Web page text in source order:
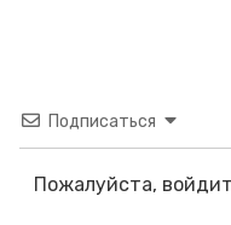
Подписаться
Пожалуйста,